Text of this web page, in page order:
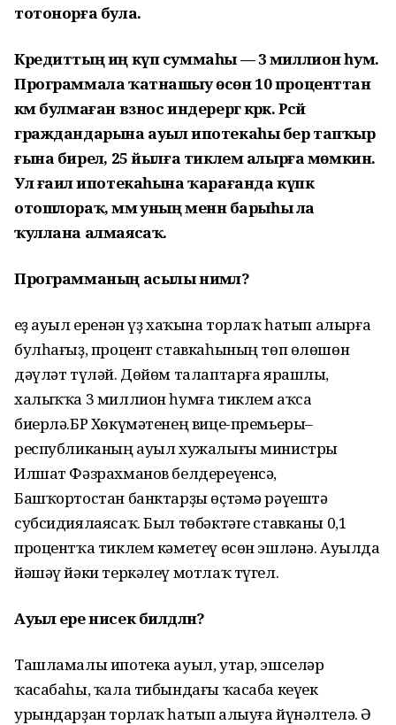
тотонорға була.
Кредиттың иң күп суммаһы — 3 миллион һум.
Программала ҡатнашыу өсөн 10 проценттан
кәм булмаған взнос индерергә кәрәк. Рәсәй
граждандарына ауыл ипотекаһы бер тапҡыр
ғына бирелә, 25 йылға тиклем алырға мөмкин.
Ул ғаилә ипотекаһына ҡарағанда күпкә
отошлораҡ, әммә уның менән барыһы ла
ҡуллана алмаясаҡ.
Программаның асылы нимәлә?
Һеҙ ауыл еренән үҙ хаҡына торлаҡ һатып алырға
булһағыҙ, процент ставкаһының төп өлөшөн
дәүләт түләй. Дөйөм талаптарға ярашлы,
халыҡҡа 3 миллион һумға тиклем аҡса
биерлә.БР Хөкүмәтенең вице-премьеры–
республиканың ауыл хужалығы министры
Илшат Фәзрахманов белдереүенсә,
Башҡортостан банктарҙы өҫтәмә рәүештә
субсидиялаясаҡ. Был төбәктәге ставканы 0,1
процентҡа тиклем кәметеү өсөн эшләнә. Ауылда
йәшәү йәки теркәлеү мотлаҡ түгел.
Ауыл ере нисек билдәләнә?
Ташламалы ипотека ауыл, утар, эшселәр
ҡасабаһы, ҡала тибындағы ҡасаба кеүек
урындарҙан торлаҡ һатып алыуға йүнәлтелә. Ә